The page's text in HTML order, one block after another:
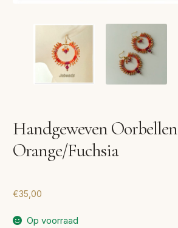
Handgeweven Oorbellen
Orange/Fuchsia
€35,00
Op voorraad